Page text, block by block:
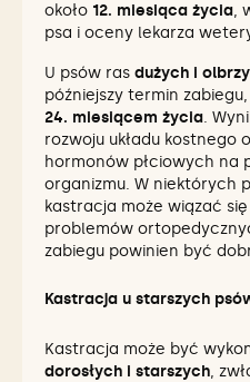
około 12. miesiąca życia,
psa i oceny lekarza
U psów ras dużych i
późniejszy termin
24. miesiącem życia.
rozwoju układu kostnego
hormonów płciowych na
organizmu. W niektórych
kastracja może wiązać
problemów
zabiegu powinien być
Kastracja u starszych
Kastracja może być
dorosłych i starszych,